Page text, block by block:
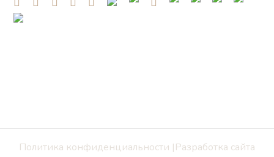
Политика конфиденциальности |Разработка сайта